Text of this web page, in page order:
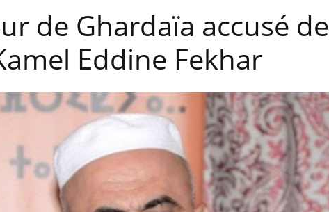
de Ghardaïa accusé de
Eddine Fekhar